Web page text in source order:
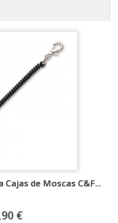
Cajas de Moscas C&F...
€